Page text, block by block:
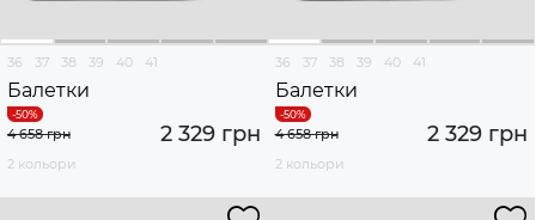
36 37 38 39 40 41
Балетки
2 329 грн
4 658 грн
2 кольори
36 37 38 39 40 41
Балетки
2 329 грн
4 658 грн
2 кольори